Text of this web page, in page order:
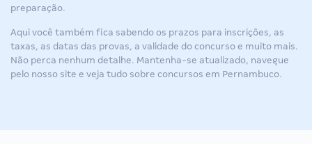
preparação.
Aqui você também fica sabendo os prazos para inscrições, as
taxas, as datas das provas, a validade do concurso e muito mais.
Não perca nenhum detalhe. Mantenha-se atualizado, navegue
pelo nosso site e veja tudo sobre concursos em Pernambuco.